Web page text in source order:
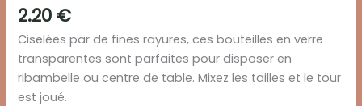
2.20 €
Ciselées par de fines rayures, ces bouteilles en verre
transparentes sont parfaites pour disposer en
ribambelle ou centre de table. Mixez les tailles et le tour
est joué.